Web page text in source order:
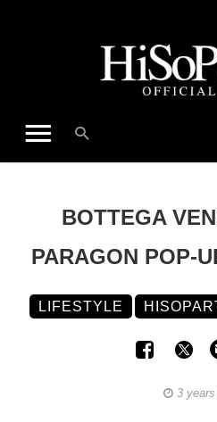
BOTTEGA
PARAGON POP-
LIFESTYLE
3 years